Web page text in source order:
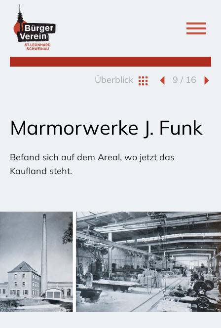
Überblick 9 / 16
Marmorwerke J. Funk
Befand sich auf dem Areal, wo jetzt das
Kaufland steht.